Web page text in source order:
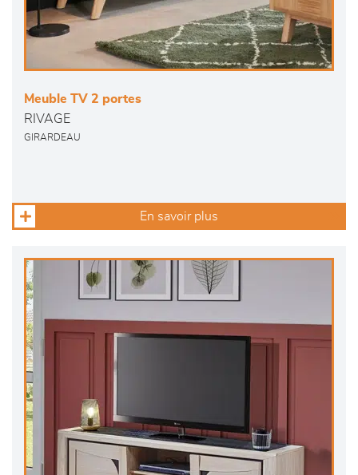
Meuble TV 2 portes
RIVAGE
GIRARDEAU
En savoir plus